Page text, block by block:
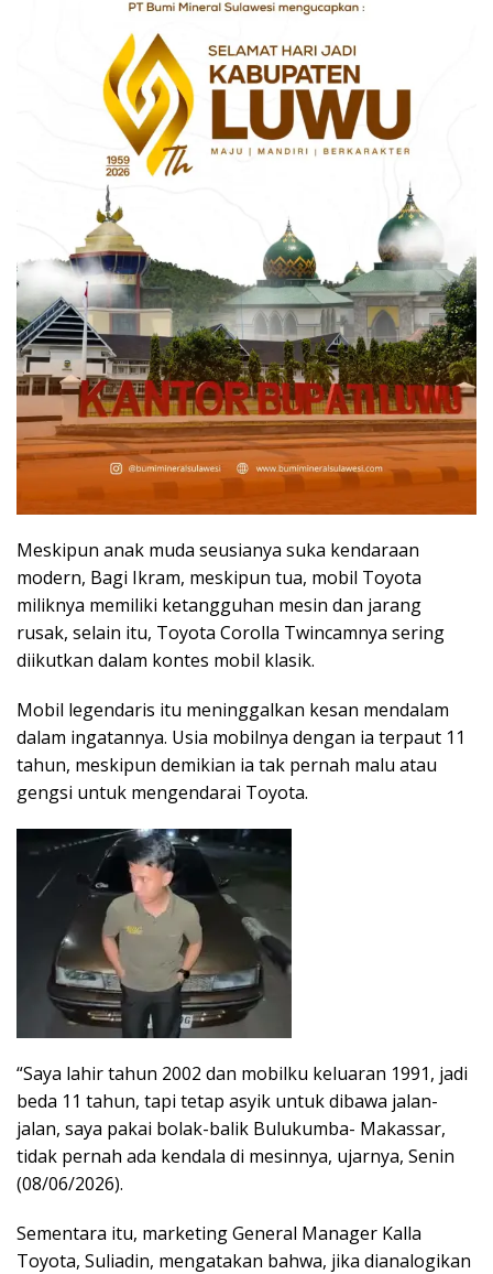
Meskipun anak muda seusianya suka kendaraan
modern, Bagi Ikram, meskipun tua, mobil Toyota
miliknya memiliki ketangguhan mesin dan jarang
rusak, selain itu, Toyota Corolla Twincamnya sering
diikutkan dalam kontes mobil klasik.
Mobil legendaris itu meninggalkan kesan mendalam
dalam ingatannya. Usia mobilnya dengan ia terpaut 11
tahun, meskipun demikian ia tak pernah malu atau
gengsi untuk mengendarai Toyota.
“Saya lahir tahun 2002 dan mobilku keluaran 1991, jadi
beda 11 tahun, tapi tetap asyik untuk dibawa jalan-
jalan, saya pakai bolak-balik Bulukumba- Makassar,
tidak pernah ada kendala di mesinnya, ujarnya, Senin
(08/06/2026).
Sementara itu, marketing General Manager Kalla
Toyota, Suliadin, mengatakan bahwa, jika dianalogikan